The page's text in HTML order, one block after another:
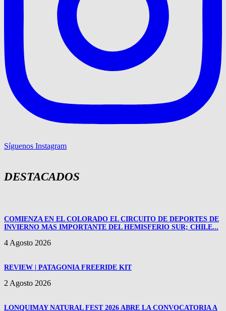
Síguenos Instagram
DESTACADOS
COMIENZA EN EL COLORADO EL CIRCUITO DE DEPORTES DE
INVIERNO MAS IMPORTANTE DEL HEMISFERIO SUR; CHILE...
4 Agosto 2026
REVIEW | PATAGONIA FREERIDE KIT
2 Agosto 2026
LONQUIMAY NATURAL FEST 2026 ABRE LA CONVOCATORIA A